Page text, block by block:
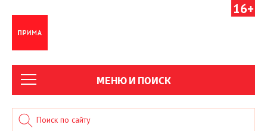
16+
МЕНЮ И ПОИСК